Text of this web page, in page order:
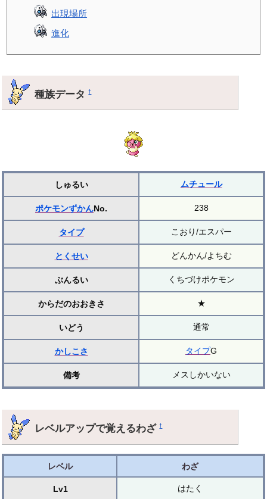
出現場所
進化
種族データ†
しゅるい ムチュール
ポケモンずかんNo. 238
タイプ こおり/エスパー
とくせい どんかん/よちむ
ぶんるい くちづけポケモン
からだのおおきさ ★
いどう 通常
かしこさ タイプG
備考 メスしかいない
レベルアップで覚えるわざ†
レベル わざ
Lv1 はたく